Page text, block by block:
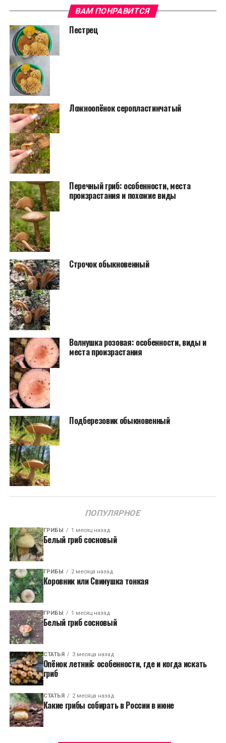
ВАМ ПОНРАВИТСЯ
Пестрец
Ложноопёнок серопластинчатый
Перечный гриб: особенности, места
произрастания и похожие виды
Строчок обыкновенный
Волнушка розовая: особенности, виды и
места произрастания
Подберезовик обыкновенный
ПОПУЛЯРНОЕ
ГРИБЫ 1 месяц назад
Белый гриб сосновый
ГРИБЫ 2 месяца назад
Коровник или Свинушка тонкая
ГРИБЫ 1 месяц назад
Белый гриб сосновый
СТАТЬЯ 3 месяца назад
Опёнок летний: особенности, где и когда искать
гриб
СТАТЬЯ 2 месяца назад
Какие грибы собирать в России в июне